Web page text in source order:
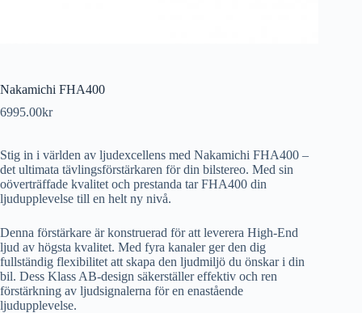
Nakamichi FHA400
6995.00kr
Stig in i världen av ljudexcellens med Nakamichi FHA400 –
det ultimata tävlingsförstärkaren för din bilstereo. Med sin
oöverträffade kvalitet och prestanda tar FHA400 din
ljudupplevelse till en helt ny nivå.
Denna förstärkare är konstruerad för att leverera High-End
ljud av högsta kvalitet. Med fyra kanaler ger den dig
fullständig flexibilitet att skapa den ljudmiljö du önskar i din
bil. Dess Klass AB-design säkerställer effektiv och ren
förstärkning av ljudsignalerna för en enastående
ljudupplevelse.